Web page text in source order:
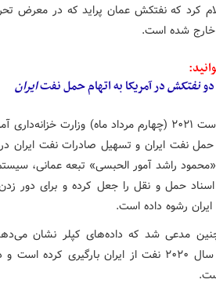
کرد که نفتکش عمان پراید که در معرض
شده است.
دونفتکشدر آمریکا به اتهام حمل نفتایران
در تاریخ ۱۳ آگوست ۲۰۲۱ (چهارم مرداد ماه)
حمل نفت ایران و تسهیل صادرات نفت ایران
راشد آمور الحبسی» تبعه عمانی،
اسناد حمل و نقل را جعل کرده و برای دور
رشوه داده است.
مدعی شد که داده‌های کپلر نشان